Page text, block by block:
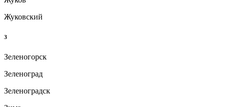
Жуковский
З
Зеленогорск
Зеленоград
Зеленоградск